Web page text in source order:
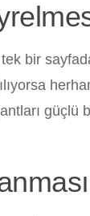
bir
güçlü